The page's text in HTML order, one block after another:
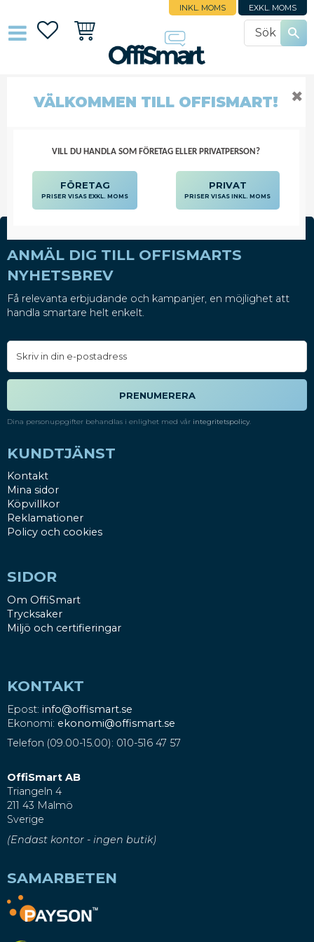
INKL. MOMS EXKL. MOMS
FavoriterKundvagn
MILJÖSTATION OCH TILLBEHÖR
ANMÄL DIG TILL OFFISMARTS
NYHETSBREV
Få relevanta erbjudande och kampanjer, en möjlighet att
handla smartare helt enkelt.
PRENUMERERA
Dina personuppgifter behandlas i enlighet med vår integritetspolicy.
KUNDTJÄNST
Kontakt
Mina sidor
Köpvillkor
Reklamationer
Policy och cookies
SIDOR
Om OffiSmart
Trycksaker
Miljö och certifieringar
KONTAKT
Epost: info@offismart.se
Ekonomi: ekonomi@offismart.se
Telefon (09.00-15.00): 010-516 47 57
OffiSmart AB
Triangeln 4
211 43 Malmö
Sverige
(Endast kontor - ingen butik)
SAMARBETEN
VÄLKOMMEN TILL OFFISMART!
VILL DU HANDLA SOM FÖRETAG ELLER PRIVATPERSON?
FÖRETAG
PRISER VISAS EXKL. MOMS
PRIVAT
PRISER VISAS INKL. MOMS
✖